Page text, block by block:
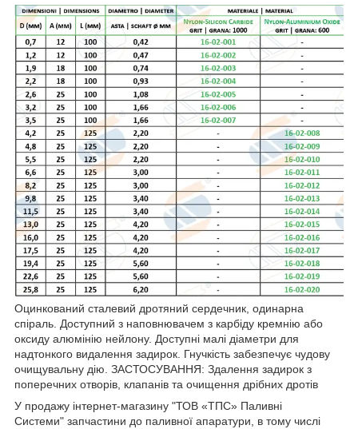
Оцинкований сталевий дротяний сердечник, одинарна
спіраль. Доступний з наповнювачем з карбіду кремнію або
оксиду алюмінію нейлону. Доступні малі діаметри для
надтонкого видалення задирок. Гнучкість забезпечує чудову
очищувальну дію. ЗАСТОСУВАННЯ: Здалення задирок з
поперечних отворів, клапанів та очищення дрібних дротів
У продажу інтернет-магазину "ТОВ «ТПС» Паливні
Системи" запчастини до паливної апаратури, в тому числі